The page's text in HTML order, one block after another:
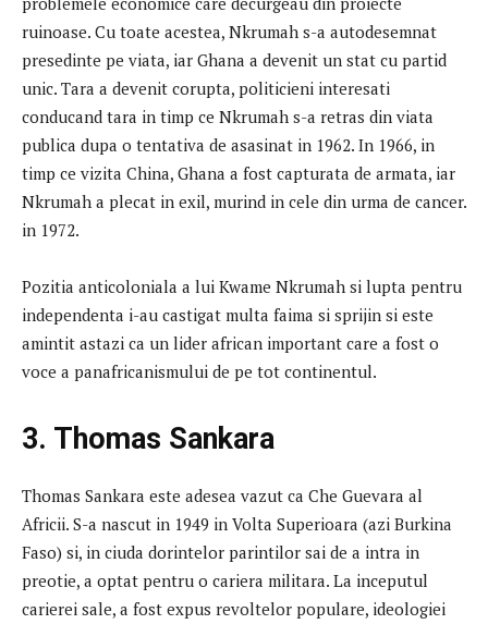
ruinoase. Cu toate acestea, Nkrumah s-a autodesemnat
presedinte pe viata, iar Ghana a devenit un stat cu partid
unic. Tara a devenit corupta, politicieni interesati
conducand tara in timp ce Nkrumah s-a retras din viata
publica dupa o tentativa de asasinat in 1962. In 1966, in
timp ce vizita China, Ghana a fost capturata de armata, iar
Nkrumah a plecat in exil, murind in cele din urma de cancer.
in 1972.
Pozitia anticoloniala a lui Kwame Nkrumah si lupta pentru
independenta i-au castigat multa faima si sprijin si este
amintit astazi ca un lider african important care a fost o
voce a panafricanismului de pe tot continentul.
3. Thomas Sankara
Thomas Sankara este adesea vazut ca Che Guevara al
Africii. S-a nascut in 1949 in Volta Superioara (azi Burkina
Faso) si, in ciuda dorintelor parintilor sai de a intra in
preotie, a optat pentru o cariera militara. La inceputul
carierei sale, a fost expus revoltelor populare, ideologiei